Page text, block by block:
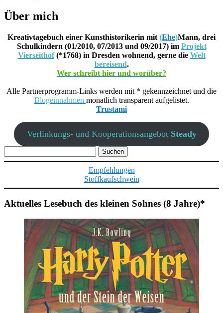
Über mich
Kreativtagebuch einer Kunsthistorikerin mit (Ehe)Mann, drei
Schulkindern (01/2010, 07/2013 und 09/2017) im Projekt
Vierseithof(*1768) in Dresden wohnend, gerne die Welt
bereisend.
Wer schreibt hier und worüber?
Alle Partnerprogramm-Links werden mit * gekennzeichnet und die
Blogeinnahmen monatlich transparent aufgelistet.
Trustami
Verlinkungs- und Kooperationsangebot Steady
nach:
Empfehlungen
Stoffkaufschwein
Aktuelles Lesebuch des kleinen Sohnes (8 Jahre)*